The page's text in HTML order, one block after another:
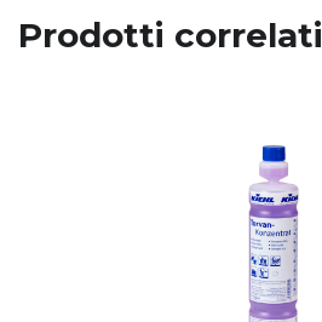
Prodotti correlati